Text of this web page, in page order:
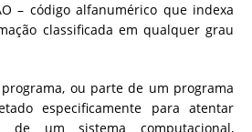
– código alfanumérico que indexa
classificada em qualquer grau
programa, ou parte de um programa
especificamente para atentar
de um sistema computacional,